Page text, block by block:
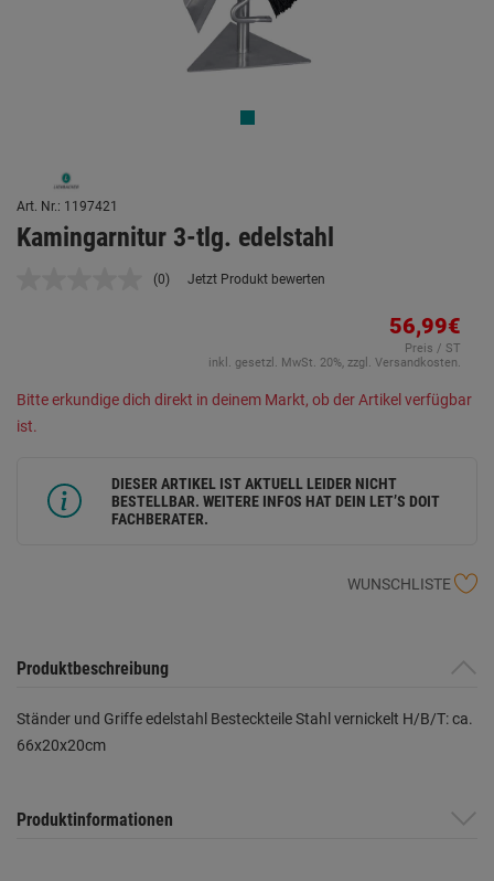
Art. Nr.: 1197421
Kamingarnitur 3-tlg. edelstahl
Kein
derselben
(0) Jetzt Produkt bewerten
56,99€
Preis / ST
inkl. gesetzl. MwSt. 20%, zzgl. Versandkosten.
Bitte erkundige dich direkt in deinem Markt, ob der Artikel verfügbar
ist.
DIESER ARTIKEL IST AKTUELL LEIDER NICHT
BESTELLBAR. WEITERE INFOS HAT DEIN LET’S DOIT
FACHBERATER.
WUNSCHLISTE
Produktbeschreibung
Ständer und Griffe edelstahl Besteckteile Stahl vernickelt H/B/T: ca.
66x20x20cm
Produktinformationen